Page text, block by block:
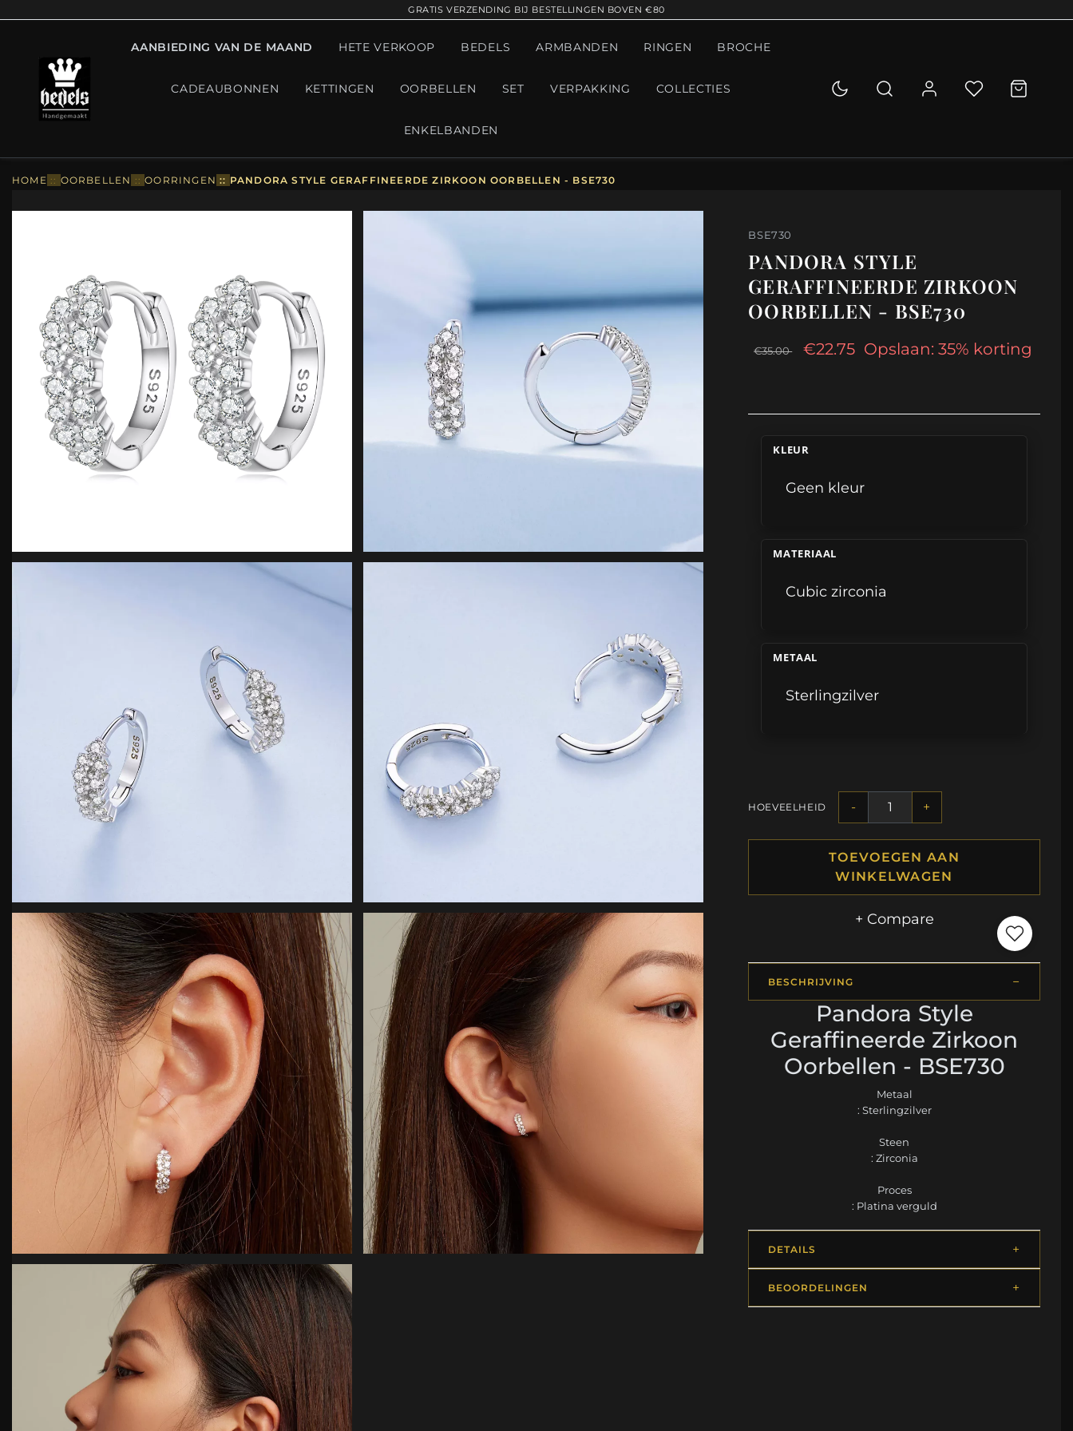
GRATIS VERZENDING BIJ BESTELLINGEN BOVEN €80
AANBIEDING VAN DE MAAND HETE VERKOOP BEDELS ARMBANDEN RINGEN BROCHE
CADEAUBONNEN KETTINGEN OORBELLEN SET VERPAKKING COLLECTIES
ENKELBANDEN
HOME :: OORBELLEN ::OORRINGEN :: PANDORA STYLE GERAFFINEERDE ZIRKOON OORBELLEN - BSE730
BSE730
PANDORA STYLE
GERAFFINEERDE ZIRKOON
OORBELLEN - BSE730
€35.00 €22.75 Opslaan: 35% korting
KLEUR
Geen kleur
MATERIAAL
Cubic zirconia
METAAL
Sterlingzilver
HOEVEELHEID - +
TOEVOEGEN AAN
WINKELWAGEN
+ Compare
BESCHRIJVING
Pandora Style
Geraffineerde Zirkoon
Oorbellen - BSE730
Metaal
: Sterlingzilver
Steen
: Zirconia
Proces
: Platina verguld
DETAILS
BEOORDELINGEN